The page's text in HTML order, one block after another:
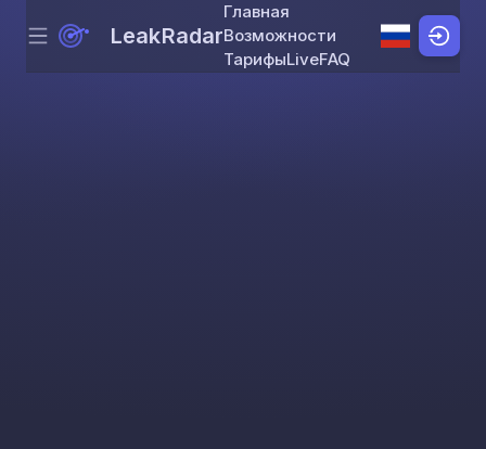
Skip to content
Menu LeakRadar
Главная
Возможности
ТарифыLiveFAQ